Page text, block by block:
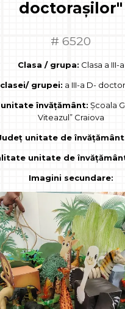
doctorașilor"
# 6520
Clasa / grupa: Clasa a III-a
grupei: a III-a D-
învățământ: Școala
Viteazul” Craiova
unitate de
unitate de
Imagini secundare: